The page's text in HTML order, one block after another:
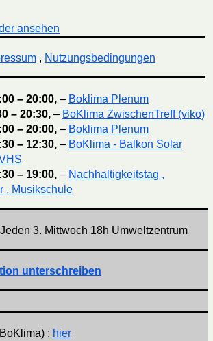
ansehen
, Nutzungsbedingungen
– 20:00, – Boklima Plenum
– 20:30, – BoKlima ZwischenTreff (viko)
– 20:00, – Boklima Plenum
– 12:30, – BoKlima - Balkon Solar
– 19:00, – Nachhaltigkeitstag ,
, Musikschule
3. Mittwoch 18h Umweltzentrum
unterschreiben
: hier